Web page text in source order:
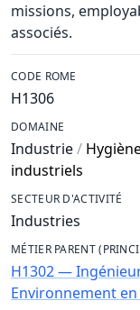
missions,
associés.
CODE ROME
H1306
DOMAINE
Industrie/
industriels
SECTEUR D'ACTIVITÉ
Industries
MÉTIER PARENT
H1302 —
Environnement